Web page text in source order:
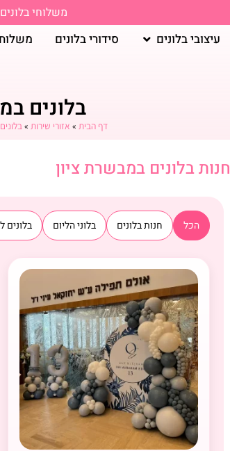
משלוחי
עיצובי בלונים סידורי בלונים
בלונים
דף הבית » אזורי שירות »
חנות בלונים במבשרת ציון
הכל חנות בלונים בלוני הליום בלונים